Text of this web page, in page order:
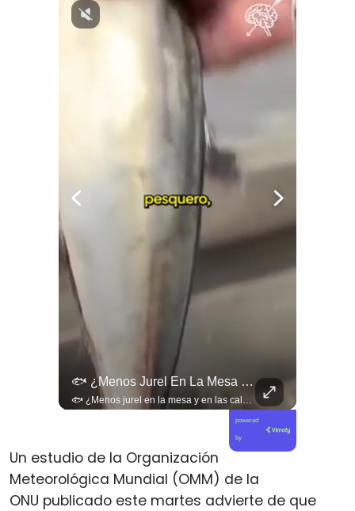
🐟 ¿Menos Jurel En La Mesa Y En Las Caletas?
🐟 ¿Menos jurel en la mesa y en las caletas? El cambio climático y El Niño alteran las aguas chilenas. 🌊🇨🇱 Especialistas advierten que las anomalías térmicas en el océano están desplazando los cardúmenes de jurel hacia zonas más profundas y australes, alejándolos de la costa. El fenómeno golpea directamente el sustento de la pesca artesanal y amenaza la canasta básica familiar, al restringir la oferta de una de las fuentes de proteína más populares y accesibles del país. 📉🎣 🎥 Revisa el análisis científico completo y el impacto en las comunidades costeras en elciudadano.com 🔗 (Link en la biografía). ¿Has notado la escasez o el alza de precio del jurel en tu ciudad? Te leemos en los comentarios. 💬👇🏼
powered
by
Un estudio de la Organización
Meteorológica Mundial (OMM) de la
ONU publicado este martes advierte de que